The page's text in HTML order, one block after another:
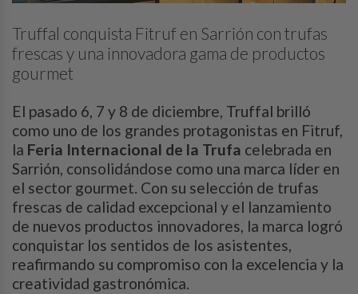
Truffal conquista Fitruf en Sarrión con trufas
frescas y una innovadora gama de productos
gourmet
El pasado 6, 7 y 8 de diciembre, Truffal brilló
como uno de los grandes protagonistas en Fitruf,
la Feria Internacional de la Trufa celebrada en
Sarrión, consolidándose como una marca líder en
el sector gourmet. Con su selección de trufas
frescas de calidad excepcional y el lanzamiento
de nuevos productos innovadores, la marca logró
conquistar los sentidos de los asistentes,
reafirmando su compromiso con la excelencia y la
creatividad gastronómica.